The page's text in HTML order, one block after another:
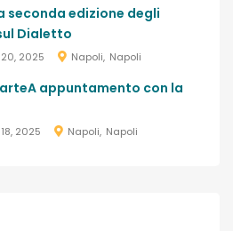
seconda edizione degli
Dialetto
2025 Napoli Napoli
appuntamento con la
2025 Napoli Napoli